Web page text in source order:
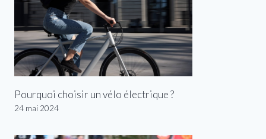
Pourquoi choisir un vélo électrique ?
24 mai 2024